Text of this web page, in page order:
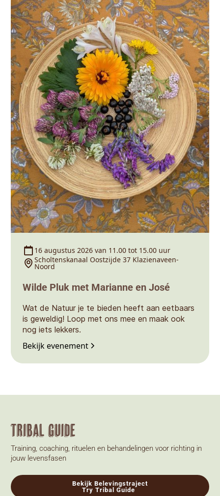
16 augustus 2026 van 11.00 tot 15.00 uur
Scholtenskanaal Oostzijde 37 Klazienaveen-
Noord
Wilde Pluk met Marianne en José
Wat de Natuur je te bieden heeft aan eetbaars
is geweldig! Loop met ons mee en maak ook
nog iets lekkers.
Bekijk evenement
Tribal Guide
Training, coaching, rituelen en behandelingen voor richting in
jouw levensfasen
Bekijk Belevingstraject
Try Tribal Guide